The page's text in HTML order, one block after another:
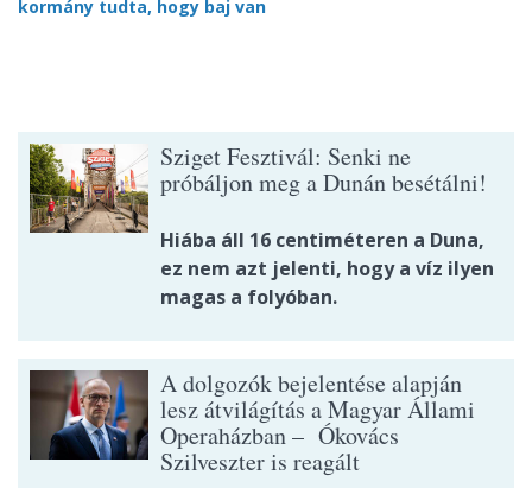
kormány tudta, hogy baj van
Sziget Fesztivál: Senki ne
próbáljon meg a Dunán besétálni!
Hiába áll 16 centiméteren a Duna,
ez nem azt jelenti, hogy a víz ilyen
magas a folyóban.
A dolgozók bejelentése alapján
lesz átvilágítás a Magyar Állami
Operaházban – Ókovács
Szilveszter is reagált